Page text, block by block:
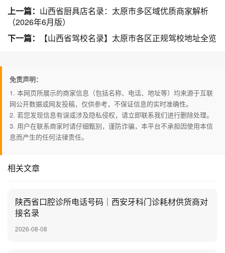
上一篇： 山西省厨具店名录：太原市多区域优质商家解析
（2026年6月版）
下一篇：
【山西省驾校名录】太原市各区正规驾校地址全览
免责声明：
1. 本网页所展示的商家信息（包括名称、电话、地址等）均来源于互联
网公开数据或网友投稿，仅供参考，不保证信息的实时准确性。
2. 若您发现信息有误或涉及隐私侵权，请立即联系我们进行删除处理。
3. 用户在联系商家时请仔细甄别，谨防诈骗，本平台不承担因使用本信
息而产生的任何法律责任。
相关文章
陕西省口腔诊所电话号码｜西安牙科门诊耗材供货商对
接名录
2026-08-08